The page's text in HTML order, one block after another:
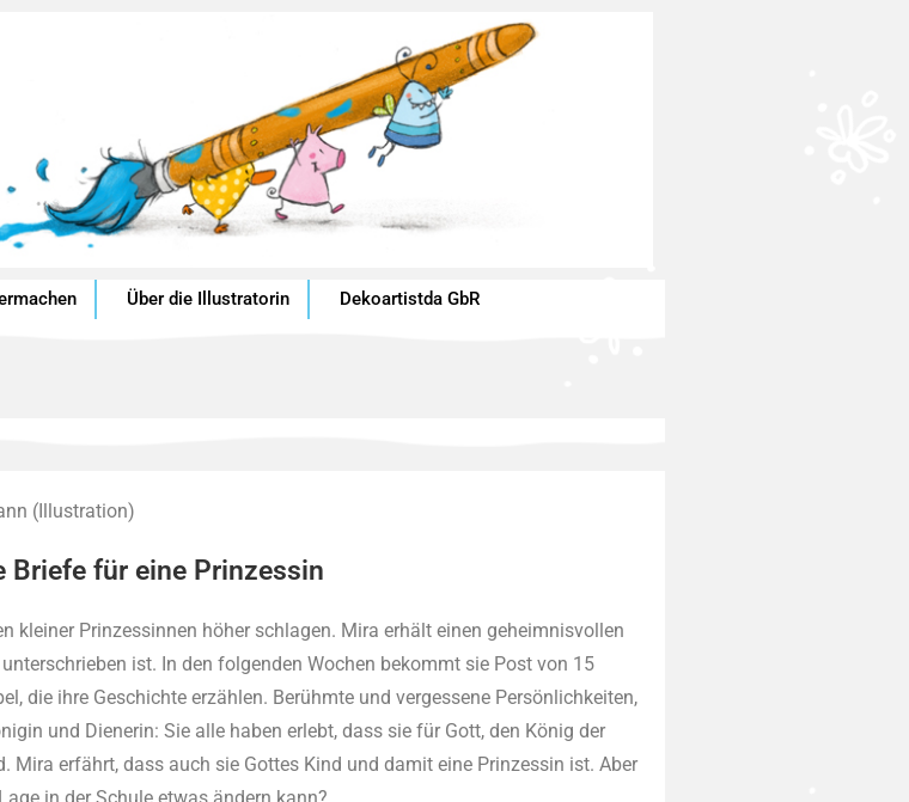
Über die Illustratorin Dekoartistda GbR
(Illustration)
Briefe für eine Prinzessin
kleiner Prinzessinnen höher schlagen. Mira erhält einen geheimnisvollen
ist. In den folgenden Wochen bekommt sie Post von 15
die ihre Geschichte erzählen. Berühmte und vergessene Persönlichkeiten,
und Dienerin: Sie alle haben erlebt, dass sie für Gott, den König der
Mira erfährt, dass auch sie Gottes Kind und damit eine Prinzessin ist. Aber